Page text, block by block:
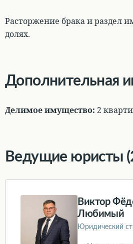
Расторжение брака и раздел
долях.
Дополнительная
Делимое имущество: 2
Ведущие юристы
Виктор
Любимый
Юридический